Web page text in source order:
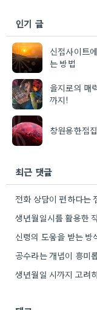
인기 글
신점사이트
는 방법
을지로의 매
까지!
창원용한점
최근 댓글